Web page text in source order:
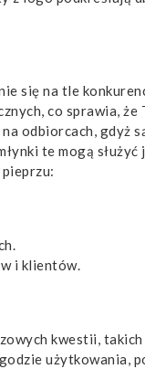
się na tle
co sprawia,
odbiorcach, gdyż
te mogą
i klientów.
kwestii,
użytkowania,